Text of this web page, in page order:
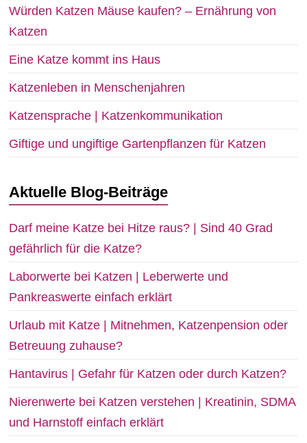
Würden Katzen Mäuse kaufen? – Ernährung von
Katzen
Eine Katze kommt ins Haus
Katzenleben in Menschenjahren
Katzensprache | Katzenkommunikation
Giftige und ungiftige Gartenpflanzen für Katzen
Aktuelle Blog-Beiträge
Darf meine Katze bei Hitze raus? | Sind 40 Grad
gefährlich für die Katze?
Laborwerte bei Katzen | Leberwerte und
Pankreaswerte einfach erklärt
Urlaub mit Katze | Mitnehmen, Katzenpension oder
Betreuung zuhause?
Hantavirus | Gefahr für Katzen oder durch Katzen?
Nierenwerte bei Katzen verstehen | Kreatinin, SDMA
und Harnstoff einfach erklärt